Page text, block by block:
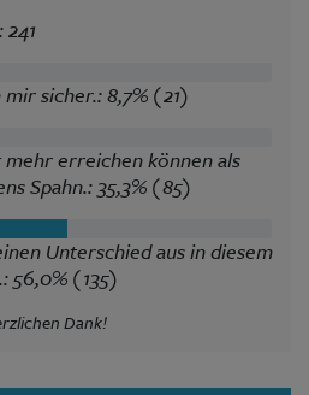
mir sicher.: 8,7% (21)
erreichen können als
Spahn.: 35,3% (85)
Unterschied aus in diesem
56,0% (135)
Dank!